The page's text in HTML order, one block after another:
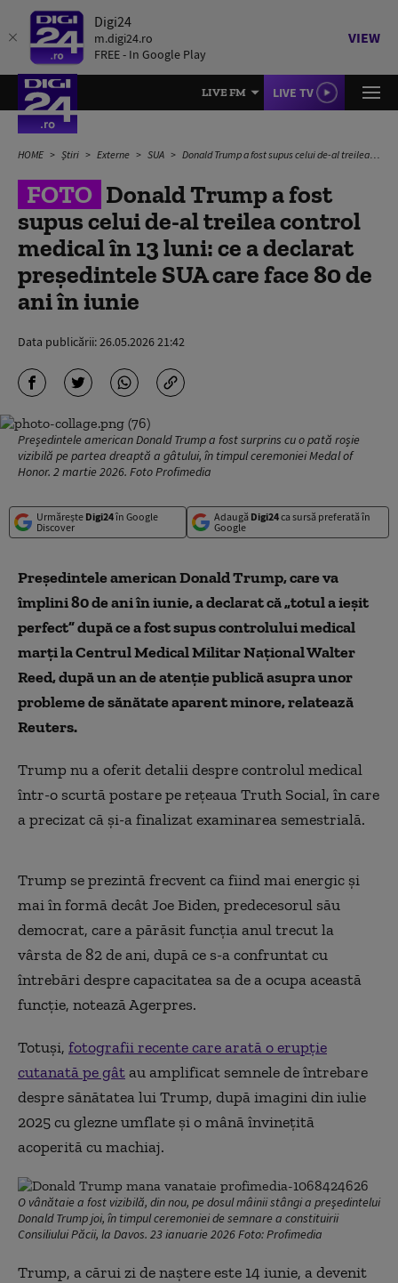
Digi24
m.digi24.ro
FREE - In Google Play
VIEW
LIVE FM LIVE TV
HOME Știri Externe SUA Donald Trump a fost supus celui de-al treilea control medical în 13 luni: ce a declarat președintele SUA care face 80 de ani în iunie
FOTO Donald Trump a fost
supus celui de-al treilea control
medical în 13 luni: ce a declarat
președintele SUA care face 80 de
ani în iunie
Data publicării:26.05.2026 21:42
Președintele american Donald Trump a fost surprins cu o pată roșie
vizibilă pe partea dreaptă a gâtului, în timpul ceremoniei Medal of
Honor. 2 martie 2026. Foto Profimedia
Urmărește Digi24în Google
Discover
Adaugă Digi24ca sursă preferată în
Google
Preşedintele american Donald Trump, care va
împlini 80 de ani în iunie, a declarat că „totul a ieşit
perfect” după ce a fost supus controlului medical
marţi la Centrul Medical Militar Naţional Walter
Reed, după un an de atenţie publică asupra unor
probleme de sănătate aparent minore, relatează
Reuters.
Trump nu a oferit detalii despre controlul medical
într-o scurtă postare pe reţeaua Truth Social, în care
a precizat că şi-a finalizat examinarea semestrială.
Trump se prezintă frecvent ca fiind mai energic şi
mai în formă decât Joe Biden, predecesorul său
democrat, care a părăsit funcţia anul trecut la
vârsta de 82 de ani, după ce s-a confruntat cu
întrebări despre capacitatea sa de a ocupa această
funcţie, notează Agerpres.
Totuşi, fotografii recente care arată o erupţie
cutanată pe gâtau amplificat semnele de întrebare
despre sănătatea lui Trump, după imagini din iulie
2025 cu glezne umflate şi o mână învineţită
acoperită cu machiaj.
O vânătaie a fost vizibilă, din nou, pe dosul mâinii stângi a preşedintelui
Donald Trump joi, în timpul ceremoniei de semnare a constituirii
Consiliului Păcii, la Davos. 23 ianuarie 2026 Foto: Profimedia
Trump, a cărui zi de naştere este 14 iunie, a devenit